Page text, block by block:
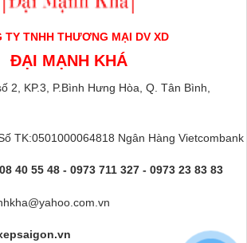
TY TNHH THƯƠNG MẠI DV XD
ĐẠI MẠNH KHÁ
2, KP.3, P.Bình Hưng Hòa, Q. Tân Bình,
TK:0501000064818 Ngân Hàng Vietcombank
40 55 48 - 0973 711 327 - 0973 23 83 83